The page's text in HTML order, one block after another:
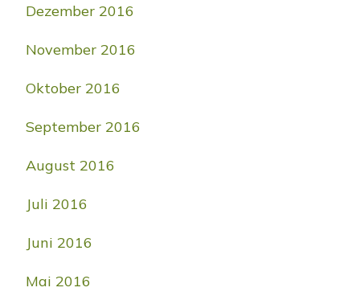
Dezember 2016
November 2016
Oktober 2016
September 2016
August 2016
Juli 2016
Juni 2016
Mai 2016